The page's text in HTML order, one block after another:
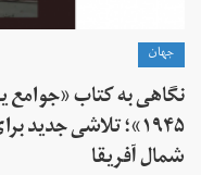
جهان
نگاهی به کتاب «جوامع
۱۹۴۵»؛ تلاشی جدید
شمال آفریقا